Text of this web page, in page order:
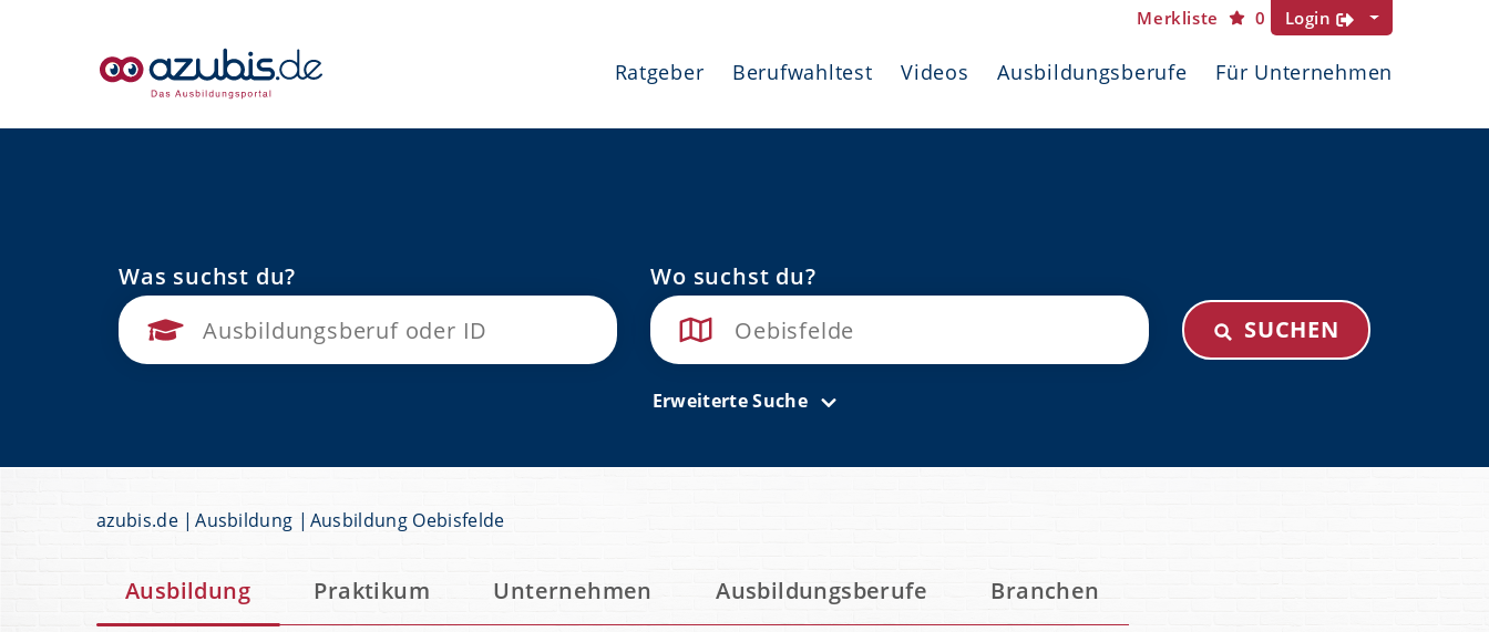
Merkliste 0 Login
Ratgeber Berufwahltest Videos Ausbildungsberufe Für Unternehmen
Was suchst du?
Wo suchst du?
SUCHEN
Erweiterte Suche
azubis.de Ausbildung Ausbildung Oebisfelde
Ausbildung Praktikum Unternehmen Ausbildungsberufe Branchen